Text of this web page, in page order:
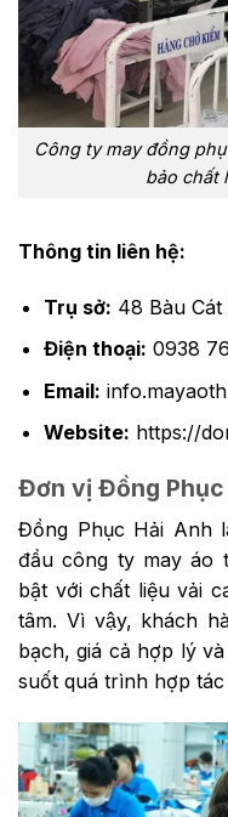
Công ty may đồng
bảo chất
Thông tin liên hệ:
Trụ sở: 48 Bàu Cát
Điện thoại: 0938
Email:
Website: https://
Đơn vị Đồng Phục
Đồng Phục Hải Anh
đầu công ty may áo
bật với chất liệu vải
tâm. Vì vậy, khách
bạch, giá cả hợp lý
suốt quá trình hợp